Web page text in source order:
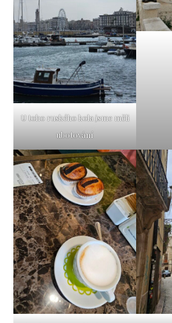
U toho ruského kola jsme měli
ubotování